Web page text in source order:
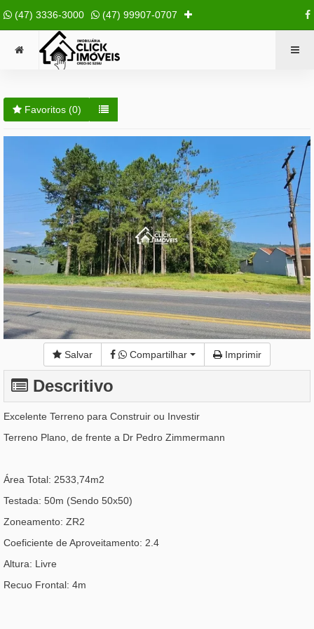
(47) 3336-3000 (47) 99907-0707
Favoritos (0)
Salvar Compartilhar Imprimir
Descritivo
Excelente Terreno para Construir ou Investir
Terreno Plano, de frente a Dr Pedro Zimmermann
Área Total: 2533,74m2
Testada: 50m (Sendo 50x50)
Zoneamento: ZR2
Coeficiente de Aproveitamento: 2.4
Altura: Livre
Recuo Frontal: 4m